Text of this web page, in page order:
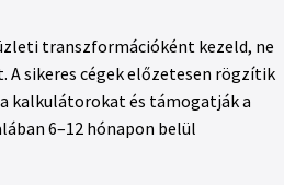
transzformációként kezeld, ne
A sikeres cégek előzetesen rögzítik
kalkulátorokat és támogatják a
6–12 hónapon belül